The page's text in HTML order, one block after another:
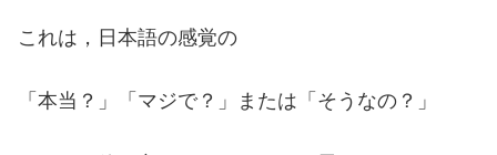
これは，日本語の感覚の
「本当？」「マジで？」または「そうなの？」